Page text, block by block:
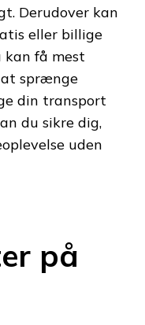
Derudover kan
eller billige
få mest
sprænge
din transport
du sikre dig,
uden
på